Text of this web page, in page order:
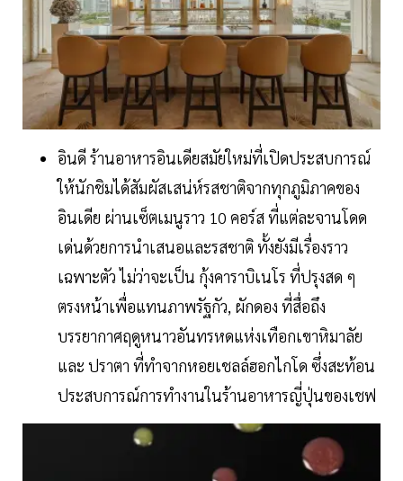
อินดี ร้านอาหารอินเดียสมัยใหม่ที่เปิดประสบการณ์
ให้นักชิมได้สัมผัสเสน่ห์รสชาติจากทุกภูมิภาคของ
อินเดีย ผ่านเซ็ตเมนูราว 10 คอร์ส ที่แต่ละจานโดด
เด่นด้วยการนำเสนอและรสชาติ ทั้งยังมีเรื่องราว
เฉพาะตัว ไม่ว่าจะเป็น กุ้งคาราบิเนโร ที่ปรุงสด ๆ
ตรงหน้าเพื่อแทนภาพรัฐกัว, ผักดอง ที่สื่อถึง
บรรยากาศฤดูหนาวอันทรหดแห่งเทือกเขาหิมาลัย
และ ปราตา ที่ทำจากหอยเชลล์ฮอกไกโด ซึ่งสะท้อน
ประสบการณ์การทำงานในร้านอาหารญี่ปุ่นของเชฟ